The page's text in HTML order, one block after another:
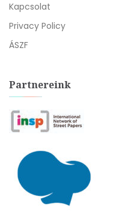
Kapcsolat
Privacy Policy
ÁSZF
Partnereink